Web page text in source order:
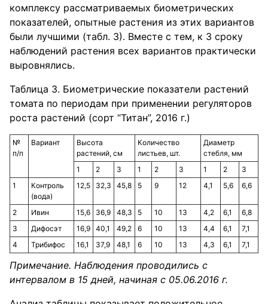
комплексу рассматриваемых биометрических
показателей, опытные растения из этих вариантов
были лучшими (табл. 3). Вместе с тем, к 3 сроку
наблюдений растения всех вариантов практически
выровнялись.
Таблица 3. Биометрические показатели растений
томата по периодам при применении регуляторов
роста растений (сорт “Титан”, 2016 г.)
№
п/п
Вариант
Высота
растений, см
Количество
листьев, шт.
Диаметр
стебля, мм
1
2 3 1 2 3 1 2
3
1
Контроль
(вода)
12,5 32,3 45,8 5 9 12 4,1 5,6 6,6
2 Ивин 15,6 36,9 48,3 5 10 13 4,2 6,1
6,8
3
Дифосэт 16,9 40,1 49,2 6 10 13 4,4 6,1
7,1
4
Трибифос 16,1 37,9 48,1 6 10 13 4,3 6,1 7,1
Примечание. Наблюдения проводились с
интервалом в 15 дней, начиная с 05.06.2016 г.